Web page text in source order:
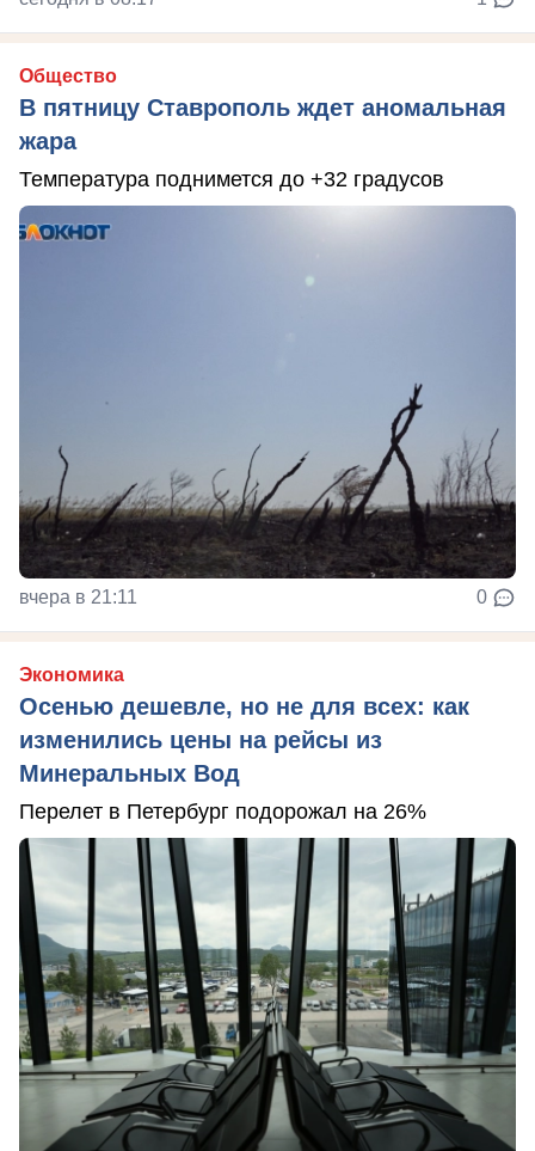
Общество
В пятницу Ставрополь ждет аномальная
жара
Температура поднимется до +32 градусов
вчера в 21:11 0
Экономика
Осенью дешевле, но не для всех: как
изменились цены на рейсы из
Минеральных Вод
Перелет в Петербург подорожал на 26%